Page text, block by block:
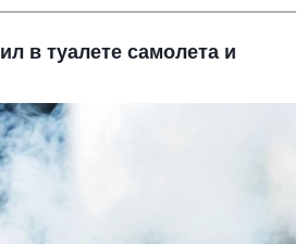
в туалете самолета и